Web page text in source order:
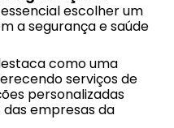
essencial escolher um
a segurança e saúde
como uma
serviços de
personalizadas
empresas da